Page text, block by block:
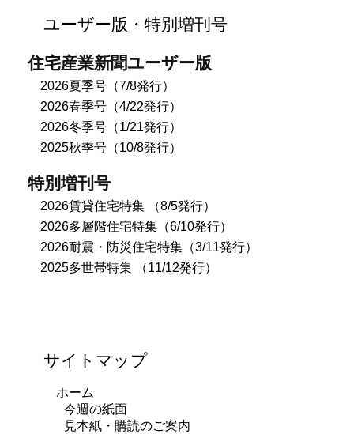
ユーザー版・特別増刊号
住宅産業新聞ユーザー版
2026夏季号（7/8発行）
2026春季号（4/22発行）
2026冬季号（1/21発行）
2025秋季号（10/8発行）
特別増刊号
2026賃貸住宅特集 （8/5発行）
2026多層階住宅特集（6/10発行）
2026耐震・防災住宅特集（3/11発行）
2025多世帯特集 （11/12発行）
サイトマップ
ホーム
今週の紙面
見本紙・購読のご案内